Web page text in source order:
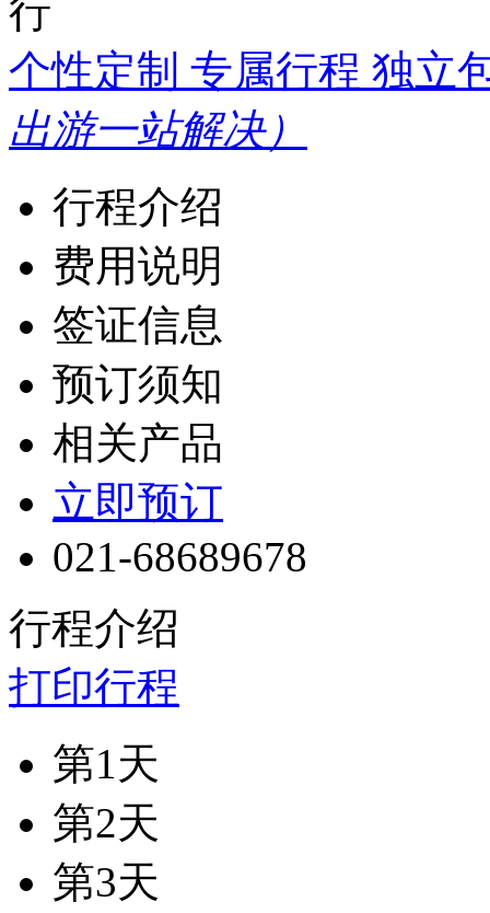
行
个性定制 专属行程 独立
出游一站解决）
行程介绍
费用说明
签证信息
预订须知
相关产品
立即预订
021-68689678
行程介绍
打印行程
第1天
第2天
第3天